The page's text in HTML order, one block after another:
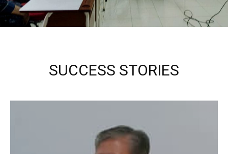
SUCCESS STORIES